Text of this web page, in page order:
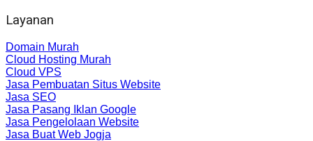
Layanan
Domain Murah
Cloud Hosting Murah
Cloud VPS
Jasa Pembuatan Situs Website
Jasa SEO
Jasa Pasang Iklan Google
Jasa Pengelolaan Website
Jasa Buat Web Jogja